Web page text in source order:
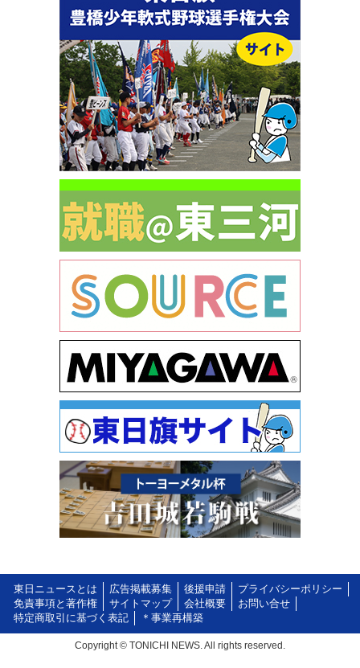
東日ニュースとは 広告掲載募集 後援申請
プライバシーポリシー
免責事項と著作権
サイトマップ 会社概要
お問い合せ
特定商取引に基づく表記
＊事業再構築
Copyright © TONICHI NEWS. All rights reserved.